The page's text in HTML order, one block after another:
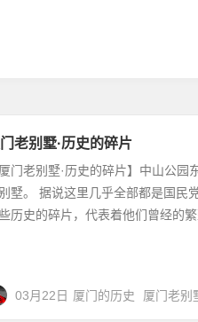
老别墅·历史的碎片
厦门老别墅·历史的碎片】中山公
墅。 据说这里几乎全部都是国民
历史的碎片，代表着他们曾经的
03月22日 厦门的历史 厦门老别